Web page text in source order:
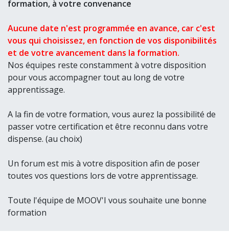
formation, à votre convenance
Aucune date n'est programmée en avance, car c'est
vous qui choisissez, en fonction de vos disponibilités
et de votre avancement dans la formation.
Nos équipes reste constamment à votre disposition
pour vous accompagner tout au long de votre
apprentissage.
A la fin de votre formation, vous aurez la possibilité de
passer votre certification et être reconnu dans votre
dispense. (au choix)
Un forum est mis à votre disposition afin de poser
toutes vos questions lors de votre apprentissage.
Toute l'équipe de MOOV'I vous souhaite une bonne
formation